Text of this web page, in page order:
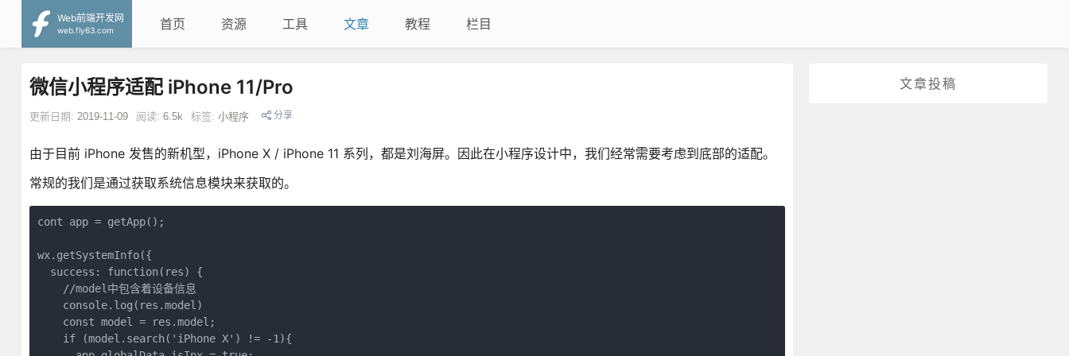
Web前端开发网
web.fly63.com
首页 资源 工具 文章 教程 栏目
文章投稿
微信小程序适配 iPhone 11/Pro
更新日期: 2019-11-09 阅读: 6.5k 标签: 小程序 分享
由于目前 iPhone 发售的新机型，iPhone X / iPhone 11 系列，都是刘海屏。因此在小程序设计中，我们经常需要考虑到底部的适配。
常规的我们是通过获取系统信息模块来获取的。
cont app = getApp();
wx.getSystemInfo({
success : function( res) {
//model中包含着设备信息
console.log(res.model)
const model = res.model;
if (model.search( 'iPhone X' ) != -1 ){